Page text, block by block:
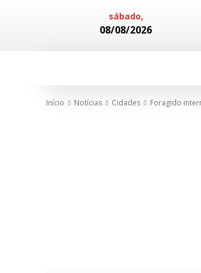
sábado,
08/08/2026
Início Notícias Cidades Foragido